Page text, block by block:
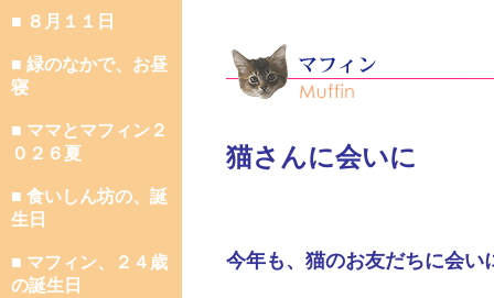
■ ８月１１日
■ 緑のなかで、お昼
寝
■ ママとマフィン２
０２６夏
■ 食いしん坊の、誕
生日
■ マフィン、２４歳
の誕生日
猫さんに会いに
今年も、猫のお友だちに会い